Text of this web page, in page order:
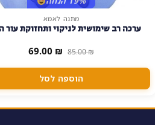
מתנה לאמא
ערכה רב שימושית לניקוי ותחזוקת עור
85.00₪ המחיר
היה:
85.00 ₪.
69.00 ₪ המחיר
הוא:
הוספה לסל